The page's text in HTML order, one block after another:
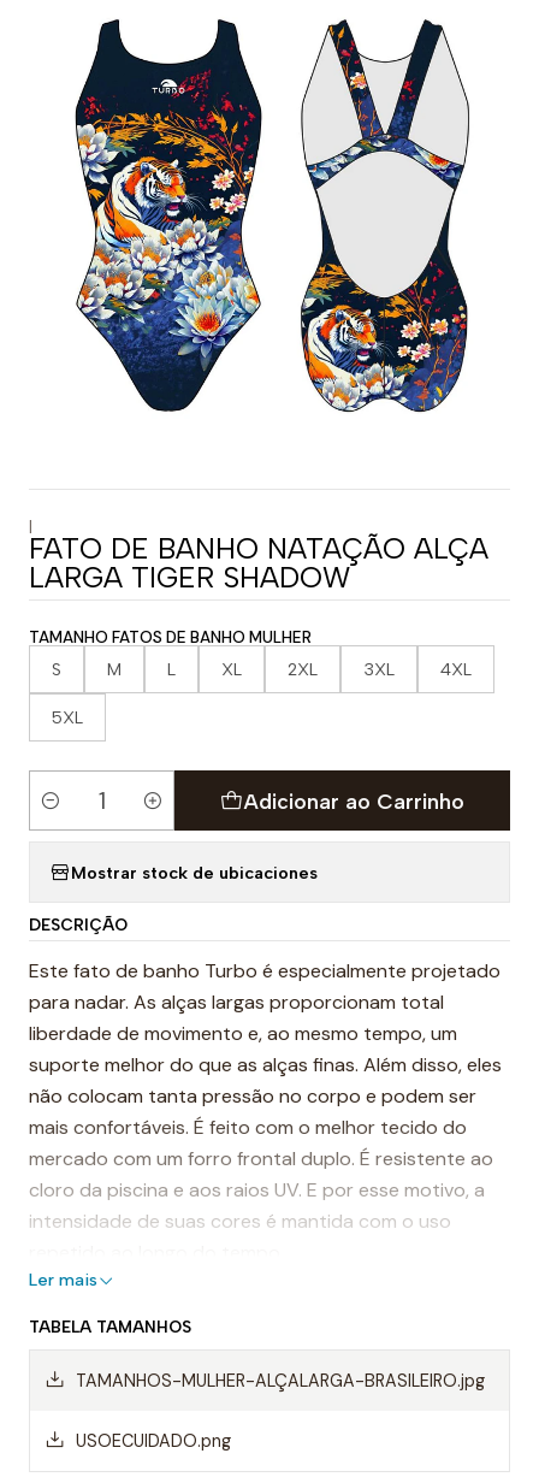
|
FATO DE BANHO NATAÇÃO ALÇA
LARGA TIGER SHADOW
TAMANHO FATOS DE BANHO MULHER
S M L XL 2XL 3XL 4XL
5XL
Quantidade
Adicionar ao Carrinho
Mostrar stock de ubicaciones
DESCRIÇÃO
Este fato de banho Turbo é especialmente projetado
para nadar. As alças largas proporcionam total
liberdade de movimento e, ao mesmo tempo, um
suporte melhor do que as alças finas. Além disso, eles
não colocam tanta pressão no corpo e podem ser
mais confortáveis. É feito com o melhor tecido do
mercado com um forro frontal duplo. É resistente ao
cloro da piscina e aos raios UV. E por esse motivo, a
intensidade de suas cores é mantida com o uso
resistente do mundo.
Destaques:
- Costuras reforçadas
Ler mais
TABELA TAMANHOS
TAMANHOS-MULHER-ALÇALARGA-BRASILEIRO.jpg
USOECUIDADO.png